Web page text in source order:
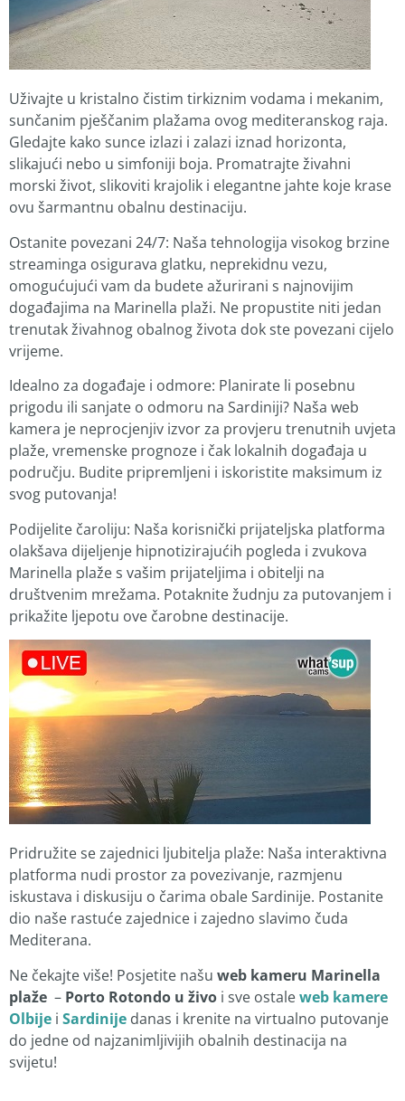
Uživajte u kristalno čistim tirkiznim vodama i mekanim,
sunčanim pješčanim plažama ovog mediteranskog raja.
Gledajte kako sunce izlazi i zalazi iznad horizonta,
slikajući nebo u simfoniji boja. Promatrajte živahni
morski život, slikoviti krajolik i elegantne jahte koje krase
ovu šarmantnu obalnu destinaciju.
Ostanite povezani 24/7: Naša tehnologija visokog brzine
streaminga osigurava glatku, neprekidnu vezu,
omogućujući vam da budete ažurirani s najnovijim
događajima na Marinella plaži. Ne propustite niti jedan
trenutak živahnog obalnog života dok ste povezani cijelo
vrijeme.
Idealno za događaje i odmore: Planirate li posebnu
prigodu ili sanjate o odmoru na Sardiniji? Naša web
kamera je neprocjenjiv izvor za provjeru trenutnih uvjeta
plaže, vremenske prognoze i čak lokalnih događaja u
području. Budite pripremljeni i iskoristite maksimum iz
svog putovanja!
Podijelite čaroliju: Naša korisnički prijateljska platforma
olakšava dijeljenje hipnotizirajućih pogleda i zvukova
Marinella plaže s vašim prijateljima i obitelji na
društvenim mrežama. Potaknite žudnju za putovanjem i
prikažite ljepotu ove čarobne destinacije.
Pridružite se zajednici ljubitelja plaže: Naša interaktivna
platforma nudi prostor za povezivanje, razmjenu
iskustava i diskusiju o čarima obale Sardinije. Postanite
dio naše rastuće zajednice i zajedno slavimo čuda
Mediterana.
Ne čekajte više! Posjetite našu web kameru Marinella
plaže – Porto Rotondo u živo i sve ostaleweb kamere
Olbije i Sardinije danas i krenite na virtualno putovanje
do jedne od najzanimljivijih obalnih destinacija na
svijetu!